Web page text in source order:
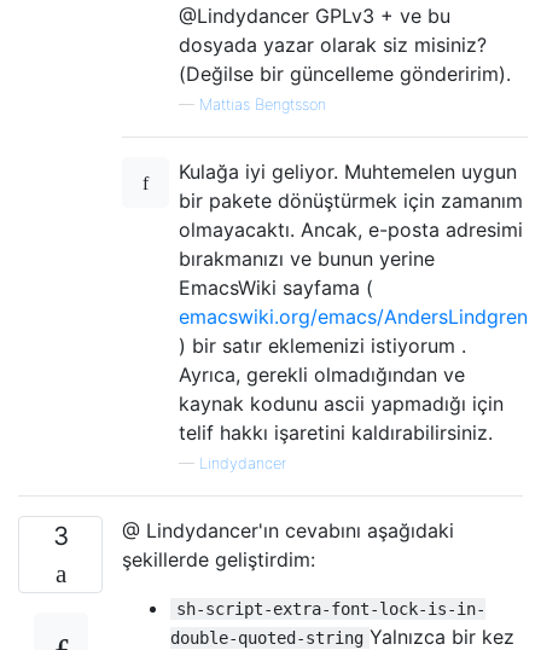
@Lindydancer GPLv3 + ve bu
dosyada yazar olarak siz misiniz?
(Değilse bir güncelleme gönderirim).
— Mattias Bengtsson
Kulağa iyi geliyor. Muhtemelen uygun
bir pakete dönüştürmek için zamanım
olmayacaktı. Ancak, e-posta adresimi
bırakmanızı ve bunun yerine
EmacsWiki sayfama (
emacswiki.org/emacs/AndersLindgren
) bir satır eklemenizi istiyorum .
Ayrıca, gerekli olmadığından ve
kaynak kodunu ascii yapmadığı için
telif hakkı işaretini kaldırabilirsiniz.
— Lindydancer
3
@ Lindydancer'ın cevabını aşağıdaki
şekillerde geliştirdim:
sh-script-extra-font-lock-is-in-
double-quoted-string Yalnızca bir kez